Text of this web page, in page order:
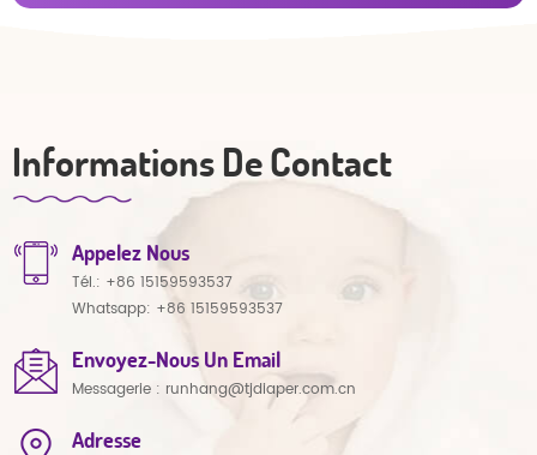
Informations De Contact
Appelez Nous
Tél.: +86 15159593537
Whatsapp: +86 15159593537
Envoyez-Nous Un Email
Messagerie : runhang@tjdiaper.com.cn
Adresse